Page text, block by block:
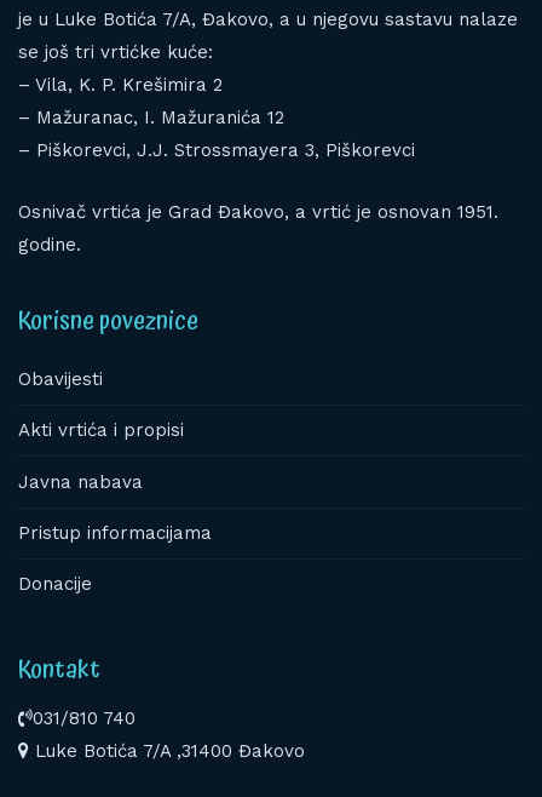
je u Luke Botića 7/A, Đakovo, a u njegovu sastavu nalaze
se još tri vrtićke kuće:
– Vila, K. P. Krešimira 2
– Mažuranac, I. Mažuranića 12
– Piškorevci, J.J. Strossmayera 3, Piškorevci
Osnivač vrtića je Grad Đakovo, a vrtić je osnovan 1951.
godine.
Korisne poveznice
Obavijesti
Akti vrtića i propisi
Javna nabava
Pristup informacijama
Donacije
Kontakt
031/810 740
Luke Botića 7/A ,31400 Đakovo